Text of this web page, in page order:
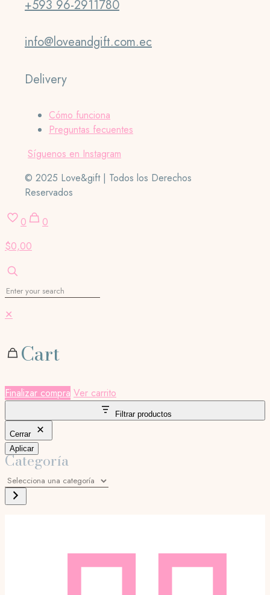
+593 96-2911780
info@loveandgift.com.ec
Delivery
Cómo funciona
Preguntas fecuentes
Síguenos en Instagram
© 2025 Love&gift | Todos los Derechos
Reservados
0
0
$0,00
✕
Cart
Finalizar compra Ver carrito
Filtrar productos
Cerrar
Aplicar
Categoría
Selecciona
una
categoría